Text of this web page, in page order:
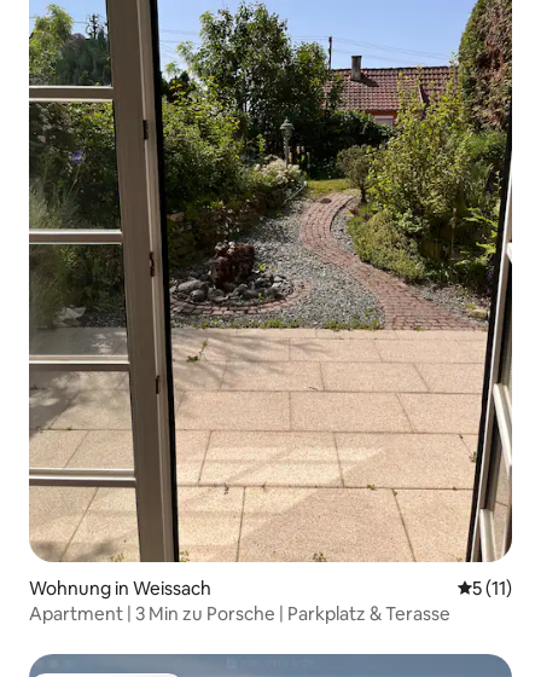
Wohnung in Weissach
5 (11)
Apartment | 3 Min zu Porsche | Parkplatz & Terasse